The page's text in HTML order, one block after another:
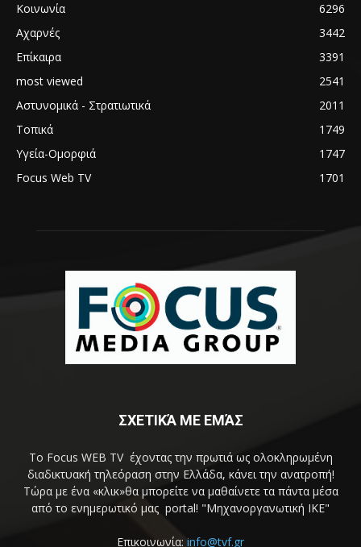
Κοινωνία
6296
Αχαρνές
3442
Επίκαιρα
3391
most viewed
2541
Αστυνομικά - Στρατιωτικά
2011
Τοπικά
1749
Υγεία-Ομορφιά
1747
Focus Web TV
1701
ΣΧΕΤΙΚΆ ΜΕ ΕΜΆΣ
Το Focus WEB TV έχοντας την πρωτιά ως ολοκληρωμένη
διαδικτυακή τηλεόραση στην Ελλάδα, κάνει την ανατροπή!
Τώρα με ένα «κλικ»θα μπορείτε να μαθαίνετε τα πάντα μέσα
από το ενημερωτικό μας portal! "Μηχανοργανωτική ΙΚΕ"
Επικοινωνία: info@tvf.gr